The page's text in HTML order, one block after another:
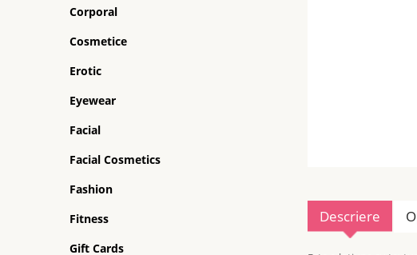
Corporal
Cosmetice
Erotic
Eyewear
Facial
Facial Cosmetics
Fashion
Fitness
Gift Cards
Descriere